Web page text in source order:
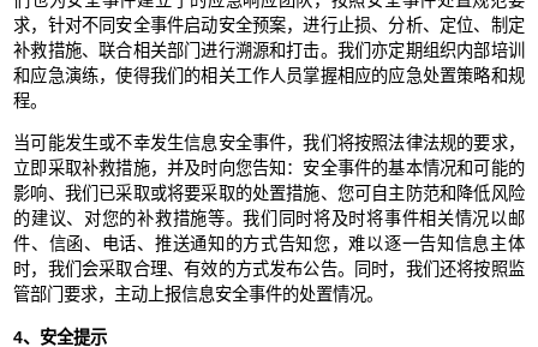
求，针对不同安全事件启动安全预案，进行止损、分析、定位、制定
补救措施、联合相关部门进行溯源和打击。我们亦定期组织内部培训
和应急演练，使得我们的相关工作人员掌握相应的应急处置策略和规
程。
当可能发生或不幸发生信息安全事件，我们将按照法律法规的要求，
立即采取补救措施，并及时向您告知：安全事件的基本情况和可能的
影响、我们已采取或将要采取的处置措施、您可自主防范和降低风险
的建议、对您的补救措施等。我们同时将及时将事件相关情况以邮
件、信函、电话、推送通知的方式告知您，难以逐一告知信息主体
时，我们会采取合理、有效的方式发布公告。同时，我们还将按照监
管部门要求，主动上报信息安全事件的处置情况。
4、安全提示